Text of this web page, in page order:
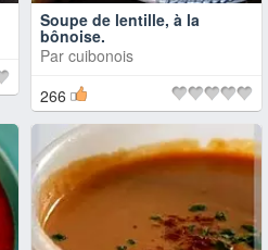
Soupe de lentille, à la
bônoise.
Par cuibonois
266